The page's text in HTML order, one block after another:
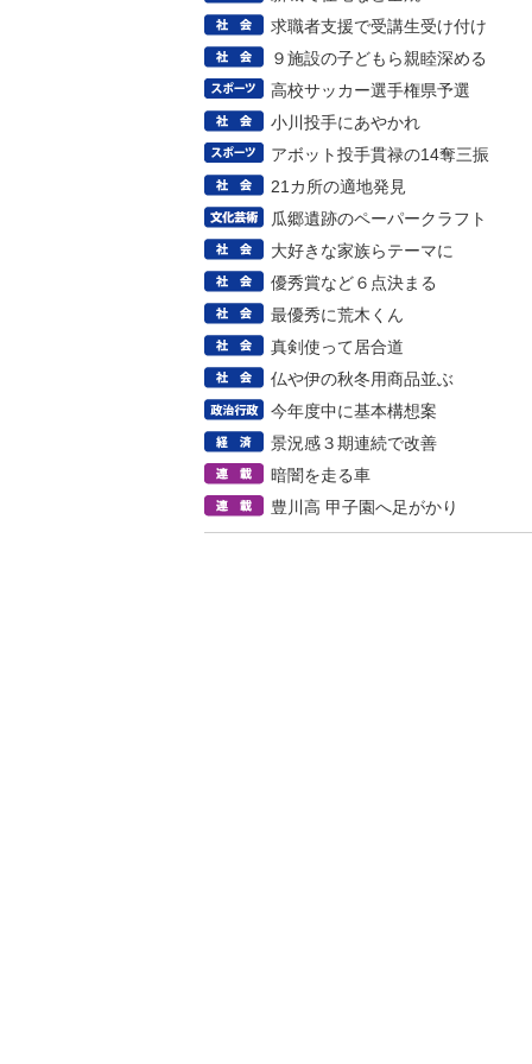
求職者支援で受講生受け付け
９施設の子どもら親睦深める
高校サッカー選手権県予選
小川投手にあやかれ
アボット投手貫禄の14奪三振
21カ所の適地発見
瓜郷遺跡のペーパークラフト
大好きな家族らテーマに
優秀賞など６点決まる
最優秀に荒木くん
真剣使って居合道
仏や伊の秋冬用商品並ぶ
今年度中に基本構想案
景況感３期連続で改善
暗闇を走る車
豊川高 甲子園へ足がかり